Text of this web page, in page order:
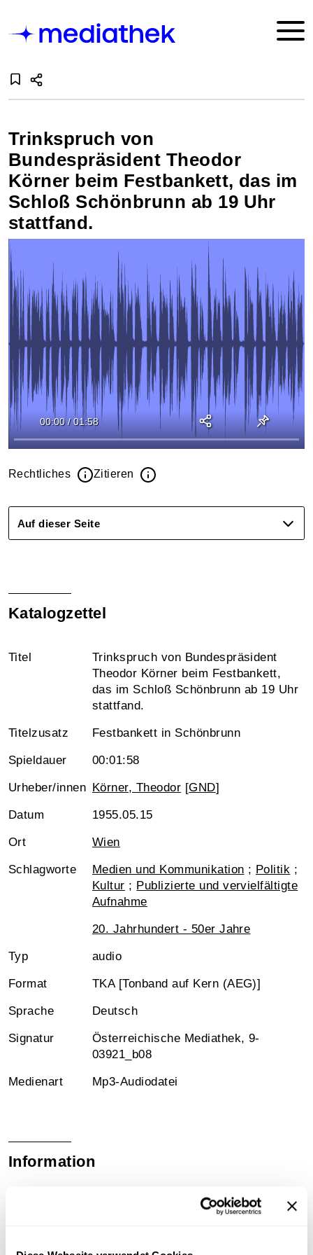
Trinkspruch von
Bundespräsident Theodor
Körner beim Festbankett, das im
Schloß Schönbrunn ab 19 Uhr
stattfand.
00:00 / 01:58
Rechtliches Zitieren
Auf dieser Seite
Katalogzettel
Titel
Trinkspruch von Bundespräsident
Theodor Körner beim Festbankett,
das im Schloß Schönbrunn ab 19 Uhr
stattfand.
Titelzusatz Festbankett in Schönbrunn
Spieldauer 00:01:58
Urheber/innen Körner, Theodor [GND]
Datum 1955.05.15
Ort Wien
Schlagworte Medien und Kommunikation ; Politik ;
Kultur ; Publizierte und vervielfältigte
Aufnahme
20. Jahrhundert - 50er Jahre
Typ audio
Format TKA [Tonband auf Kern (AEG)]
Sprache Deutsch
Signatur
Österreichische Mediathek, 9-
03921_b08
Medienart Mp3-Audiodatei
Information